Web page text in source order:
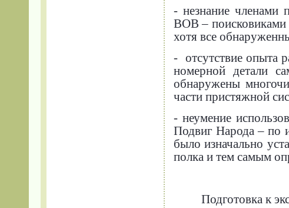
- незнание членами
ВОВ – поисковиками
хотя все
- отсутствие опыта
номерной детали
обнаружены
части пристяжной
- неумение
Подвиг Народа – по
было изначально
полка и тем самым
Подготовка к